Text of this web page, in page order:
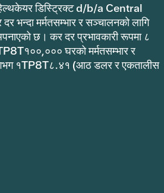
हेल्थकेयर डिस्ट्रिक्ट d/b/a Central
भन्दा मर्मतसम्भार र सञ्चालनको लागि
छ। कर दर प्रभावकारी रूपमा ८
घरको मर्मतसम्भार र
१TP8T८.४१ (आठ डलर र एकतालीस